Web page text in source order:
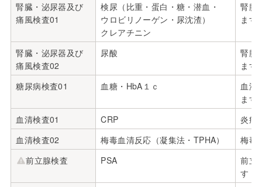
腎臓・泌尿器及び
痛風検査01
検尿（比重・蛋白・糖・潜血・
ウロビリノーゲン・尿沈渣）
クレアチニン
腎臓
ます
腎臓・泌尿器及び
痛風検査02
尿酸
腎臓
ます
糖尿病検査01
血糖・HbA１ｃ
血液
ます
血清検査01
CRP
炎症
血清検査02
梅毒血清反応（凝集法・TPHA）
梅毒
前立腺検査
PSA
前立
す